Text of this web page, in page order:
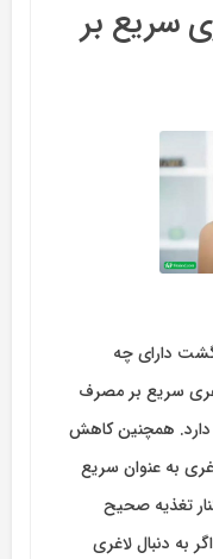
سریع بر
دارای چه
سریع بر مصرف
دارد. همچنین کاهش
به عنوان سریع
تغذیه صحیح
به دنبال لاغری